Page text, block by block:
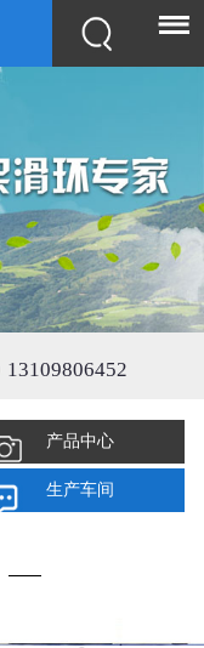
13109806452
产品中心
生产车间